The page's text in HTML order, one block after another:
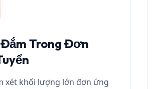
Trong Đơn
xét khối lượng lớn đơn ứng